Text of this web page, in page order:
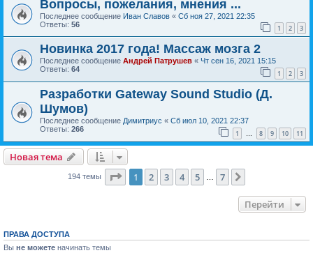
Вопросы, пожелания, мнения ...
Последнее сообщение Иван Славов « Сб ноя 27, 2021 22:35
Ответы: 56 1 2 3
Новинка 2017 года! Массаж мозга 2
Последнее сообщение Андрей Патрушев « Чт сен 16, 2021 15:15
Ответы: 64 1 2 3
Разработки Gateway Sound Studio (Д.
Шумов)
Последнее сообщение Димитриус « Сб июл 10, 2021 22:37
Ответы: 266 1 8 9 10 11
Новая тема
194 темы Страница из
1 2 3 4 5 7
Перейти
ПРАВА ДОСТУПА
Вы не можете начинать темы